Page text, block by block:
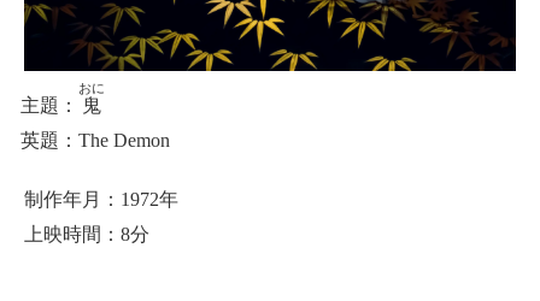
鬼
おに
The Demon
制作年月：1972年
上映時間：8分